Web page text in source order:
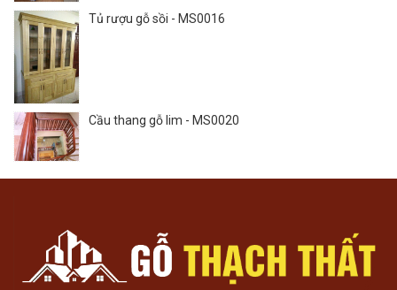
Tủ rượu gỗ sồi - MS0016
Cầu thang gỗ lim - MS0020